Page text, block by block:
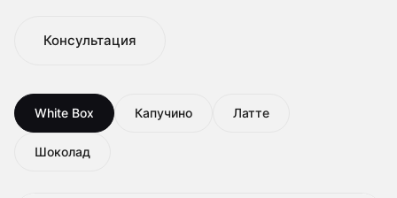
Консультация
White Box Капучино Латте
Шоколад